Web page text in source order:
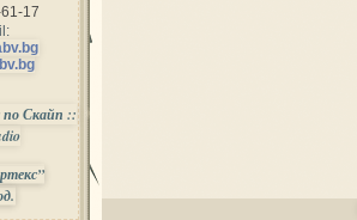
17
по Скайп ::